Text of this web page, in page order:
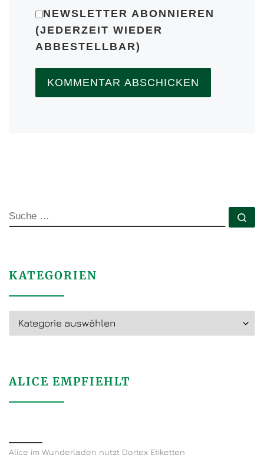
NEWSLETTER ABONNIEREN
(JEDERZEIT WIEDER
ABBESTELLBAR)
SUCHE
KATEGORIEN
ALICE EMPFIEHLT
Alice im Wunderladen nutzt Dortex Etiketten